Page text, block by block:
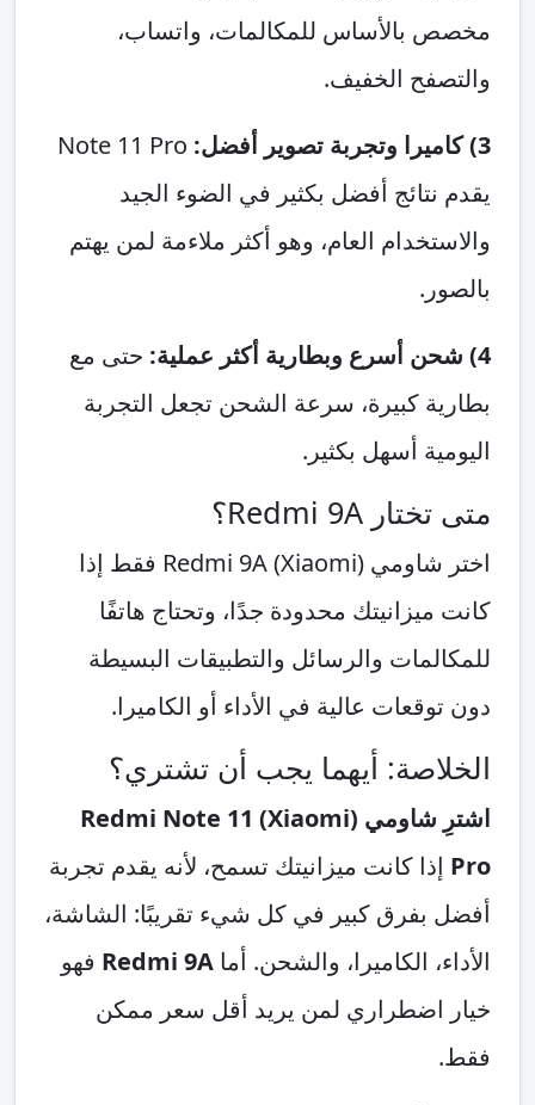
مخصص بالأساس للمكالمات، واتساب،
والتصفح الخفيف.
3) كاميرا وتجربة تصوير أفضل:
Note 11 Pro
يقدم نتائج أفضل بكثير في الضوء الجيد
والاستخدام العام، وهو أكثر ملاءمة لمن يهتم
بالصور.
4) شحن أسرع وبطارية أكثر عملية:
حتى مع
بطارية كبيرة، سرعة الشحن تجعل التجربة
اليومية أسهل بكثير.
متى تختار Redmi 9A؟
اختر شاومي (Xiaomi) Redmi 9A فقط إذا
كانت ميزانيتك محدودة جدًا، وتحتاج هاتفًا
للمكالمات والرسائل والتطبيقات البسيطة
دون توقعات عالية في الأداء أو الكاميرا.
الخلاصة: أيهما يجب أن تشتري؟
اشترِ شاومي (Xiaomi) Redmi Note 11
Pro إذا كانت ميزانيتك تسمح، لأنه يقدم تجربة
أفضل بفرق كبير في كل شيء تقريبًا: الشاشة،
الأداء، الكاميرا، والشحن. أما Redmi 9A فهو
خيار اضطراري لمن يريد أقل سعر ممكن
فقط.